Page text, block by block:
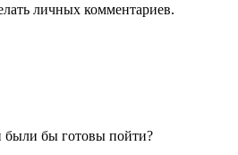
личных комментариев.
были бы готовы пойти?